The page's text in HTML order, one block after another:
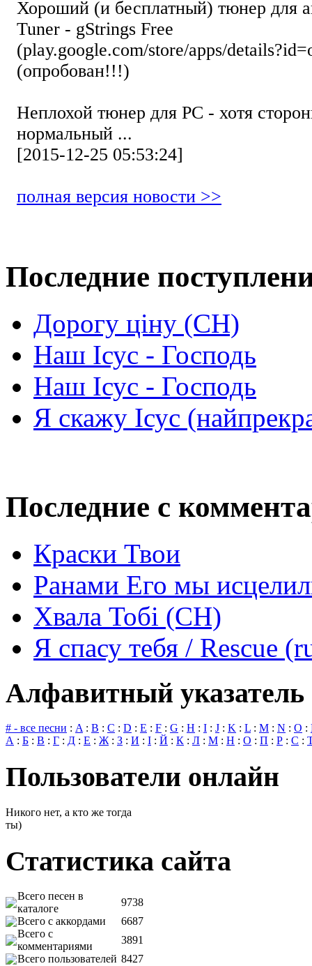
Хороший (и бесплатный) тюнер для
Tuner - gStrings Free
(play.google.com/store/apps/
(опробован!!!)
Неплохой тюнер для РС - хотя
нормальный ...
[2015-12-25 05:53:24]
полная версия новости >>
Последние
Дорогу ціну (СН)
Наш Ісус - Господь
Наш Ісус - Господь
Я скажу Ісус
Последние с
Краски Твои
Ранами Его мы
Хвала Тобі (СН)
Я спасу тебя / Rescue
Алфавитный указатель
# - все песни : A : B : C : D : E : F : G : H : I : J : K : L : M : N : O :
А : Б : В : Г : Д : Е : Ж : З : И : І : Й : К : Л : М : Н : О : П : Р : С :
Пользователи онлайн
Никого нет, а кто же тогда
ты)
Статистика сайта
Всего песен в
каталоге
9738
Всего с аккордами
6687
Всего с
комментариями
3891
Всего пользователей 8427